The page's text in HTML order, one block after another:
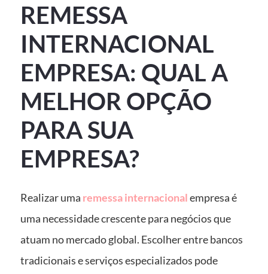
REMESSA
INTERNACIONAL
EMPRESA: QUAL A
MELHOR OPÇÃO
PARA SUA
EMPRESA?
Realizar uma remessa internacionalempresa é
uma necessidade crescente para negócios que
atuam no mercado global. Escolher entre bancos
tradicionais e serviços especializados pode